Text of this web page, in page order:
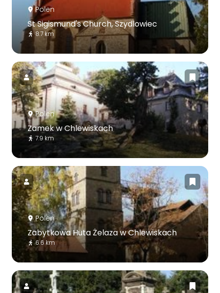
Polen
St Sigismund's Church, Szydlowiec
8.7 km
Polen
Zamek w Chlewiskach
7.9 km
Polen
Zabytkowa Huta Żelaza w Chlewiskach
6.6 km